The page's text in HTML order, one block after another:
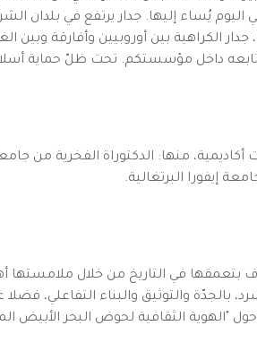
اليوم يُساء إليها. جدار يرتفع في بلدان
جدار الكراهية بين أوروبيين وأفارقة
داخل مؤسستكم. تحت ظلّ حماية
منها: الدكتوراة الفخرية من
إيفورا البرتغالية.
بتعمقها في التاريخ من خلال
بالجدّة والتوثيق والبناء
حول "الهوية الثقافية لحوض البحر